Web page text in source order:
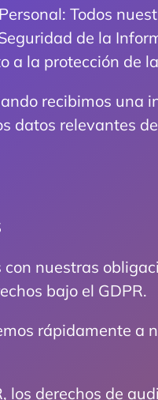
Todos
de la
a la protección de
recibimos
datos relevantes
nuestras
bajo el GDPR.
rápidamente a
los derechos de